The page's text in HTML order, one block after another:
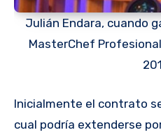
Julián Endara, cuando
MasterChef
Inicialmente el contrato
cual podría extenderse